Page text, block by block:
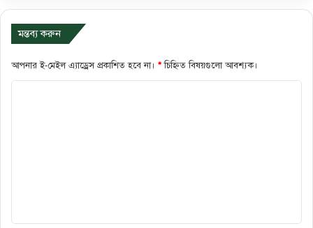
মন্তব্য করুন
আপনার ই-মেইল এ্যাড্রেস প্রকাশিত হবে না। *চিহ্নিত বিষয়গুলো আবশ্যক।